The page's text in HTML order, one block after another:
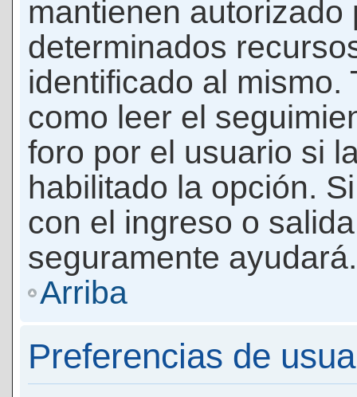
mantienen autorizado
determinados
identificado al mismo.
como leer el
foro por el usuario si
habilitado la opción.
con el ingreso o
seguramente ayudará.
Arriba
Preferencias de